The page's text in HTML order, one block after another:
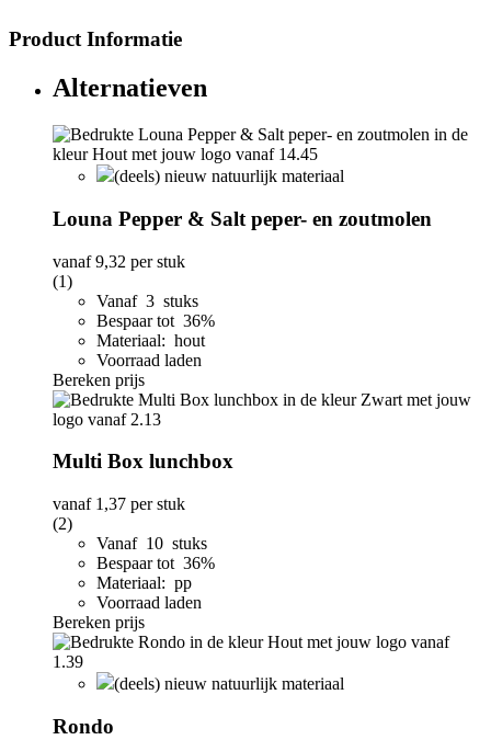
Product Informatie
Alternatieven
(deels) nieuw natuurlijk materiaal
Louna Pepper & Salt peper- en zoutmolen
vanaf9,32 per stuk
(1)
Vanaf 3 stuks
Bespaar tot 36%
Materiaal: hout
Voorraad laden
Bereken prijs
Multi Box lunchbox
vanaf 1,37 per stuk
(2)
Vanaf 10 stuks
Bespaar tot 36%
Materiaal: pp
Voorraad laden
Bereken prijs
(deels) nieuw natuurlijk materiaal
Rondo